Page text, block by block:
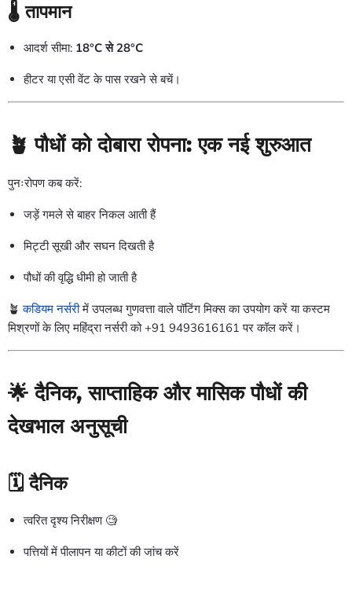
🌡️ तापमान
आदर्श सीमा: 18°C से 28°C
हीटर या एसी वेंट के पास रखने से बचें।
🪴 पौधों को दोबारा रोपना: एक नई शुरुआत
पुनःरोपण कब करें:
जड़ें गमले से बाहर निकल आती हैं
मिट्टी सूखी और सघन दिखती है
पौधों की वृद्धि धीमी हो जाती है
🪴कडियम नर्सरी में उपलब्ध गुणवत्ता वाले पॉटिंग मिक्स का उपयोग करें या कस्टम
मिश्रणों के लिए महिंद्रा नर्सरी को +91 9493616161 पर कॉल करें।
🌟 दैनिक, साप्ताहिक और मासिक पौधों की
देखभाल अनुसूची
🗓️ दैनिक
त्वरित दृश्य निरीक्षण 🧐
पत्तियों में पीलापन या कीटों की जांच करें